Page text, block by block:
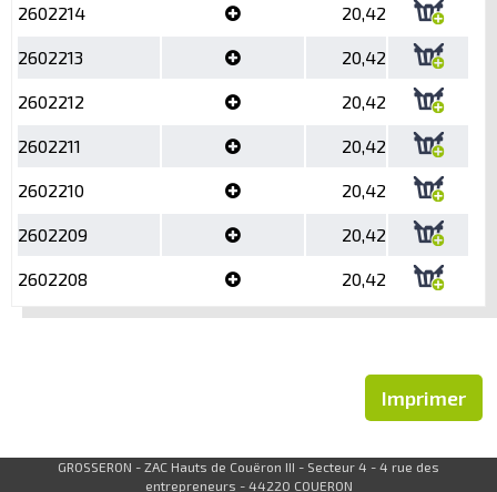
2602214 20,42
2602213 20,42
2602212 20,42
2602211 20,42
2602210 20,42
2602209 20,42
2602208 20,42
Imprimer
GROSSERON - ZAC Hauts de Couëron III - Secteur 4 - 4 rue des
entrepreneurs - 44220 COUERON